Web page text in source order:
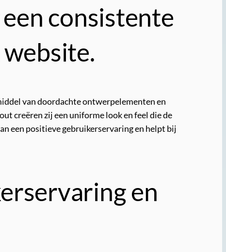
consistente
van doordachte ontwerpelementen en
creëren zij een uniforme look en feel die de
een positieve gebruikerservaring en helpt bij
en